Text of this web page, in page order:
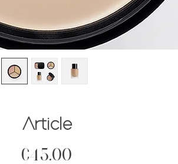
Article
€45.00Price